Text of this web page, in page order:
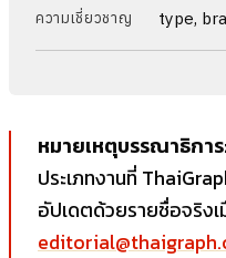
ความเชี่ยวชาญ type,
หมายเหตุบรรณาธิกา
ประเภทงานที่
อัปเดตด้วยรายชื่อจริง